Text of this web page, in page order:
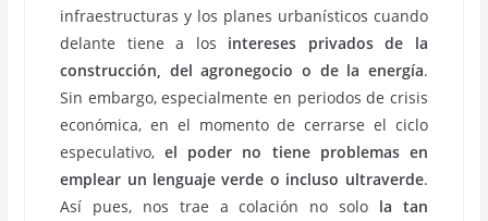
infraestructuras y los planes urbanísticos cuando
delante tiene a los intereses privados de la
construcción, del agronegocio o de la energía.
Sin embargo, especialmente en periodos de crisis
económica, en el momento de cerrarse el ciclo
especulativo,el poder no tiene problemas en
emplear un lenguaje verde o incluso ultraverde.
Así pues, nos trae a colación no solo la tan